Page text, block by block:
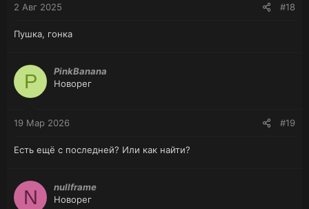
2 Авг 2025 #18
Пушка, гонка
P
PinkBanana
Новорег
19 Мар 2026 #19
Есть ещё с последней? Или как найти?
N
nullframe
Новорег